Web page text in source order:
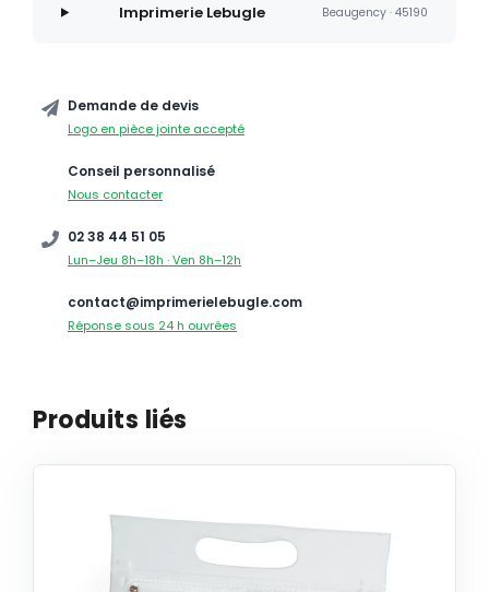
Imprimerie Lebugle Beaugency · 45190
Demande de devis
Logo en pièce jointe accepté
Conseil personnalisé
Nous contacter
02 38 44 51 05
Lun–Jeu 8h–18h · Ven 8h–12h
contact@imprimerielebugle.com
Réponse sous 24 h ouvrées
Produits liés